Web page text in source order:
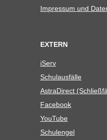
Impres­sum und
EXTERN
iServ
Schul­aus­fälle
Astra­Di­rect
Face­book
You­Tube
Schul­en­gel